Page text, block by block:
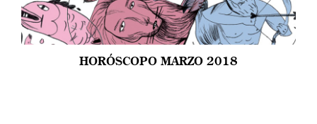
HORÓSCOPO MARZO 2018